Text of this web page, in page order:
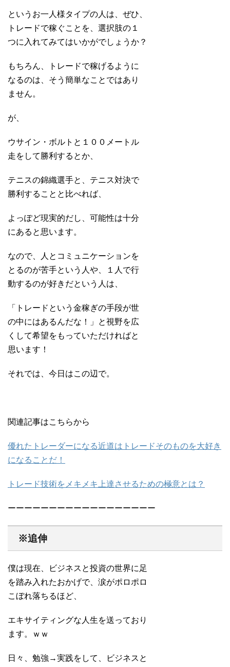
というお一人様タイプの人は、ぜひ、
トレードで稼ぐことを、選択肢の１
つに入れてみてはいかがでしょうか？
もちろん、トレードで稼げるように
なるのは、そう簡単なことではあり
ません。
が、
ウサイン・ボルトと１００メートル
走をして勝利するとか、
テニスの錦織選手と、テニス対決で
勝利することと比べれば、
よっぽど現実的だし、可能性は十分
にあると思います。
なので、人とコミュニケーションを
とるのが苦手という人や、１人で行
動するのが好きだという人は、
「トレードという金稼ぎの手段が世
の中にはあるんだな！」と視野を広
くして希望をもっていただければと
思います！
それでは、今日はこの辺で。
関連記事はこちらから
優れたトレーダーになる近道はトレードそのものを大好き
になることだ！
トレード技術をメキメキ上達させるための極意とは？
ーーーーーーーーーーーーーーーーーー
※追伸
僕は現在、ビジネスと投資の世界に足
を踏み入れたおかげで、涙がポロポロ
こぼれ落ちるほど、
エキサイティングな人生を送っており
ます。ｗｗ
日々、勉強→実践をして、ビジネスと